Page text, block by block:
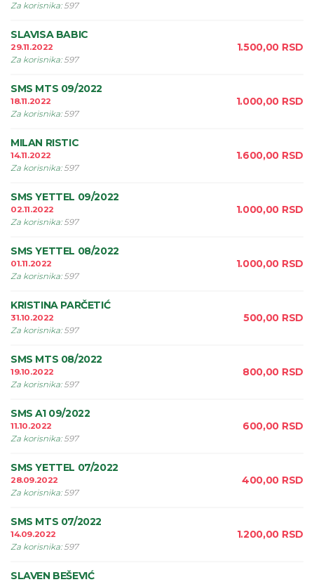
Za korisnika: 597
SLAVISA BABIC
29.11.2022
Za korisnika: 597
1.500,00 RSD
SMS MTS 09/2022
18.11.2022
Za korisnika: 597
1.000,00 RSD
MILAN RISTIC
14.11.2022
Za korisnika: 597
1.600,00 RSD
SMS YETTEL 09/2022
02.11.2022
Za korisnika: 597
1.000,00 RSD
SMS YETTEL 08/2022
01.11.2022
Za korisnika: 597
1.000,00 RSD
KRISTINA PARČETIĆ
31.10.2022
Za korisnika: 597
500,00 RSD
SMS MTS 08/2022
19.10.2022
Za korisnika: 597
800,00 RSD
SMS A1 09/2022
11.10.2022
Za korisnika: 597
600,00 RSD
SMS YETTEL 07/2022
28.09.2022
Za korisnika: 597
400,00 RSD
SMS MTS 07/2022
14.09.2022
Za korisnika: 597
1.200,00 RSD
SLAVEN BEŠEVIĆ